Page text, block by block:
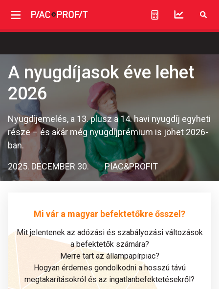
A nyugdíjasok éve lehet
2026
Nyugdíjemelés, a 13. plusz a 14. havi nyugdíj egyheti
része – és akár még nyugdíjprémium is jöhet 2026-
ban.
2025. DECEMBER 30. PIAC&PROFIT
Mi vár a magyar befektetőkre ősszel?
Mit jelentenek az adózási és szabályozási változások
a befektetők számára?
Merre tart az állampapírpiac?
Hogyan érdemes gondolkodni a hosszú távú
megtakarításokról és az ingatlanbefektetésekről?